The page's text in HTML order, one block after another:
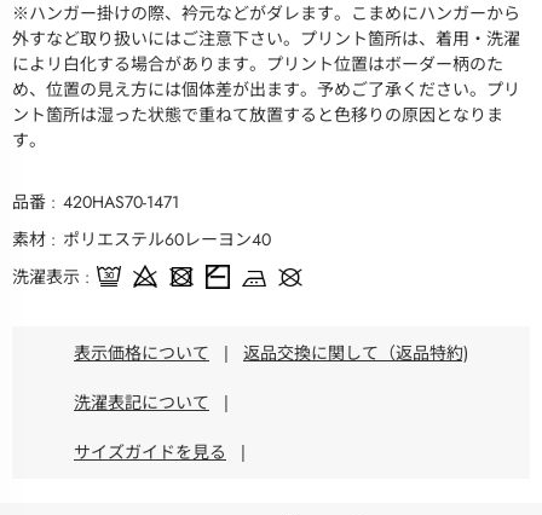
※ハンガー掛けの際、衿元などがダレます。こまめにハンガーから
外すなど取り扱いにはご注意下さい。プリント箇所は、着用・洗濯
によリ白化する場合があります。プリント位置はボーダー柄のた
め、位置の見え方には個体差が出ます。予めご了承ください。プリ
ント箇所は湿った状態で重ねて放置すると色移りの原因となりま
す。
品番
420HAS70-1471
素材
ポリエステル60レーヨン40
洗濯表示
表示価格について | 返品交換に関して（返品特約)
洗濯表記について |
サイズガイドを見る |